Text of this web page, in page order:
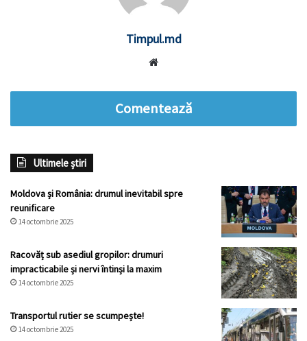
Timpul.md
Comentează
Ultimele știri
Moldova și România: drumul inevitabil spre
reunificare
14 octombrie 2025
Racovăț sub asediul gropilor: drumuri
impracticabile și nervi întinși la maxim
14 octombrie 2025
Transportul rutier se scumpește!
14 octombrie 2025